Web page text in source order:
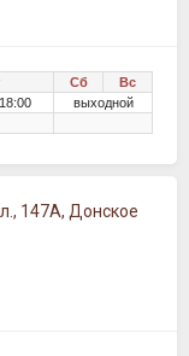
Сб
Вс
выходной
147А, Донское